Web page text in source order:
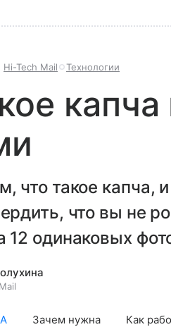
Hi-Tech Mail Технологии
что такое капча,
что вы не
12 одинаковых
Зачем нужна Как